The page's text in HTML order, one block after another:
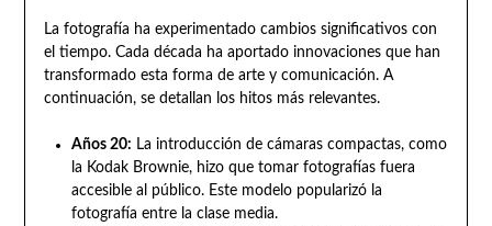
La fotografía ha experimentado cambios significativos con
el tiempo. Cada década ha aportado innovaciones que han
transformado esta forma de arte y comunicación. A
continuación, se detallan los hitos más relevantes.
Años 20: La introducción de cámaras compactas, como
la Kodak Brownie, hizo que tomar fotografías fuera
accesible al público. Este modelo popularizó la
fotografía entre la clase media.